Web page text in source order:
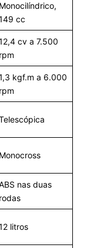
Monocilíndrico,
cc
cv a 7.500
rpm
kgf.m a 6.000
rpm
Monocross
nas duas
rodas
litros